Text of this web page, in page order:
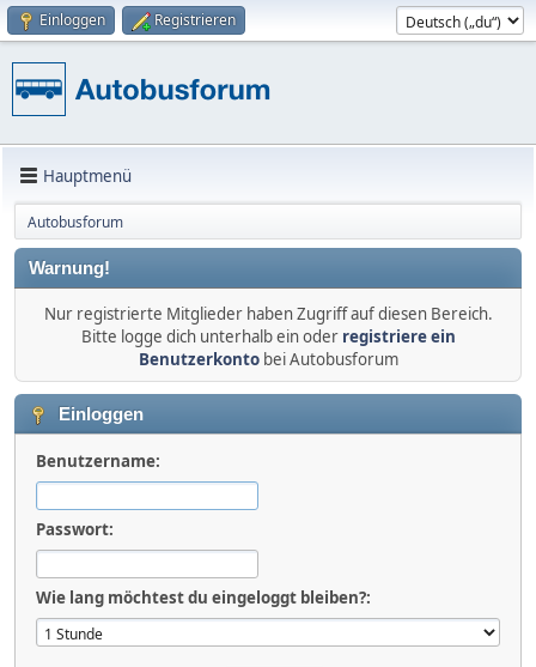
Einloggen Registrieren
Hauptmenü
Autobusforum
Warnung!
Nur registrierte Mitglieder haben Zugriff auf diesen Bereich.
Bitte logge dich unterhalb ein oder registriere ein
Benutzerkontobei Autobusforum
Einloggen
Benutzername:
Passwort:
Wie lang möchtest du eingeloggt bleiben?: